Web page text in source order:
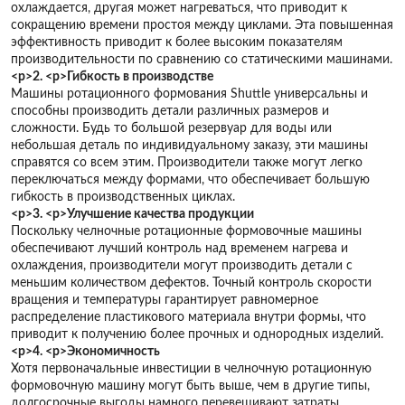
охлаждается, другая может нагреваться, что приводит к
сокращению времени простоя между циклами. Эта повышенная
эффективность приводит к более высоким показателям
производительности по сравнению со статическими машинами.
<р>2. <р> Гибкость в производстве
Машины ротационного формования Shuttle универсальны и
способны производить детали различных размеров и
сложности. Будь то большой резервуар для воды или
небольшая деталь по индивидуальному заказу, эти машины
справятся со всем этим. Производители также могут легко
переключаться между формами, что обеспечивает большую
гибкость в производственных циклах.
<р>3. <р>Улучшение качества продукции
Поскольку челночные ротационные формовочные машины
обеспечивают лучший контроль над временем нагрева и
охлаждения, производители могут производить детали с
меньшим количеством дефектов. Точный контроль скорости
вращения и температуры гарантирует равномерное
распределение пластикового материала внутри формы, что
приводит к получению более прочных и однородных изделий.
<р>4. <р>Экономичность
Хотя первоначальные инвестиции в челночную ротационную
формовочную машину могут быть выше, чем в другие типы,